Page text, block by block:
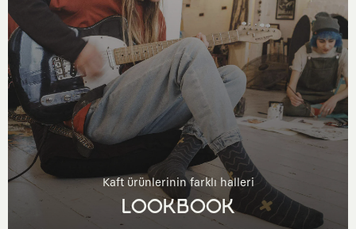
Kaft ürünlerinin farklı halleri
LOOKBOOK